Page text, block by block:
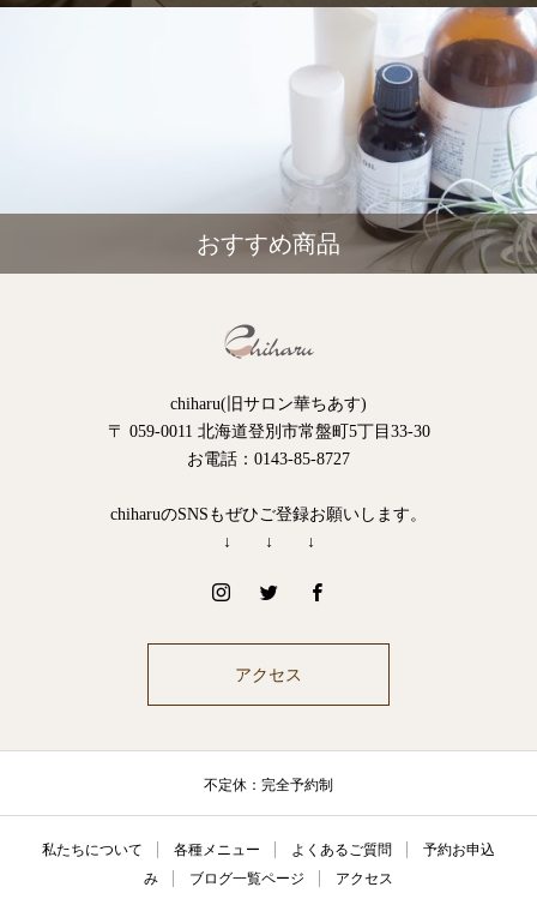
おすすめ商品
chiharu(旧サロン華ちあす)
〒 059-0011 北海道登別市常盤町5丁目33-30
お電話：0143-85-8727
chiharuのSNSもぜひご登録お願いします。
↓ ↓ ↓
アクセス
不定休：完全予約制
私たちについて 各種メニュー よくあるご質問
予約お申込
み
ブログ一覧ページ アクセス